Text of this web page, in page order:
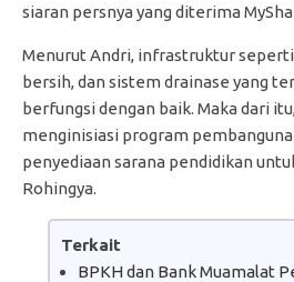
siaran persnya yang diterima
Menurut Andri, infrastruktur
bersih, dan sistem drainase yang
berfungsi dengan baik. Maka dari
menginisiasi program
penyediaan sarana pendidikan
Rohingya.
Terkait
BPKH dan Bank Muamalat